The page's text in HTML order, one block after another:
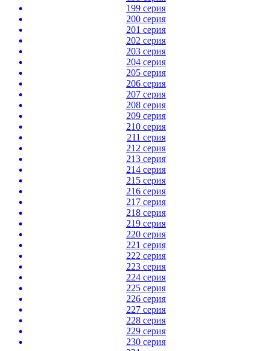
199 серия
200 серия
201 серия
202 серия
203 серия
204 серия
205 серия
206 серия
207 серия
208 серия
209 серия
210 серия
211 серия
212 серия
213 серия
214 серия
215 серия
216 серия
217 серия
218 серия
219 серия
220 серия
221 серия
222 серия
223 серия
224 серия
225 серия
226 серия
227 серия
228 серия
229 серия
230 серия